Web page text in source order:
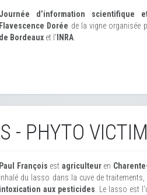
Journée d’information scientifique
Flavescence Dorée de la vigne organisée
de Bordeaux et l' INRA
- PHYTO
Paul François est agriculteuren
inhalé du lasso dans la cuve de traitements,
intoxication aux pesticides . Le lasso est